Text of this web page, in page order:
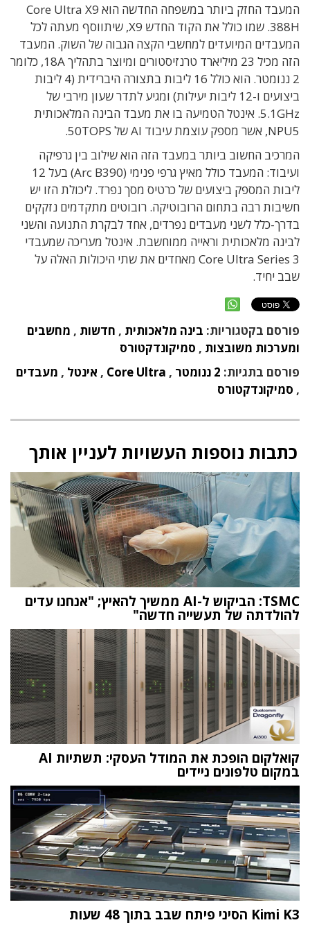
המעבד החזק ביותר במשפחה החדשה הוא Core Ultra X9
388H. שמו כולל את הקוד החדש X9, שיתווסף מעתה לכל
המעבדים המיועדים למחשבי הקצה הגבוה של השוק. המעבד
הזה מכיל 23 מיליארד טרנזיסטורים ומיוצר בתהליך 18A, כלומר
2 ננומטר. הוא כולל
16 ליבות בתצורה היברידית (4
ליבות
ביצועים ו-12 ליבות יעילות) ומגיע לתדר שעון מירבי של
5.1GHz. אינטל הטמיעה בו את מעבד הבינה המלאכותית
NPU5, אשר מספק עוצמת עיבוד AI של 50TOPS.
המרכיב החשוב ביותר במעבד הזה הוא שילוב בין גרפיקה
ועיבוד: המעבד כולל מאיץ גרפי פנימי (Arc B390) בעל 12
ליבות המספק ביצועים של כרטיס מסך נפרד. ליכולת הזו יש
חשיבות רבה בתחום הרובוטיקה. רובוטים מתקדמים נזקקים
בדרך-כלל לשני מעבדים נפרדים, אחד לבקרת התנועה והשני
לבינה מלאכותית וראייה ממוחשבת. אינטל מעריכה שמעבדי
Core Ultra Series 3 מאחדים את שתי היכולות האלה על
שבב יחיד.
פורסם בקטגוריות: בינה מלאכותית , חדשות , מחשבים
ומערכות משובצות , סמיקונדקטורס
פורסם בתגיות: 2 ננומטר ,
Core Ultra
, אינטל , מעבדים
, סמיקונדקטורס
כתבות נוספות העשויות לעניין אותך
TSMC: הביקוש ל-AI ממשיך להאיץ; "אנחנו עדים
להולדתה של תעשייה חדשה"
קואלקום הופכת את המודל העסקי: תשתיות AI
במקום טלפונים ניידים
Kimi K3 הסיני פיתח שבב בתוך 48 שעות